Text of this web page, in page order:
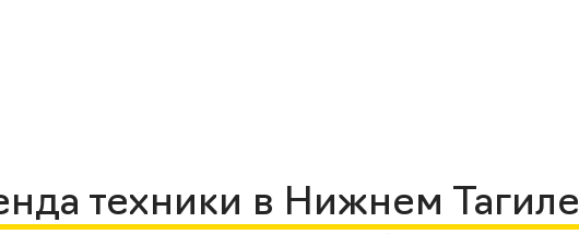
техники в Нижнем Тагиле